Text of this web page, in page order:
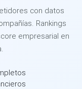
con datos
Rankings
empresarial en